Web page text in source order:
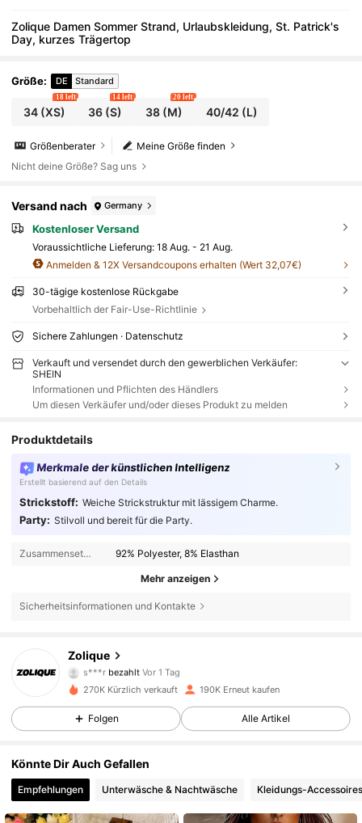
Zolique Damen Sommer Strand, Urlaubskleidung, St. Patrick's
Day, kurzes Trägertop
Größe: DE Standard
34(XS)
18 left
36 (S)
14 left
38(M)
20 left
40/42 (L)
Meine Größe finden
Größenberater
Nicht deine Größe? Sag uns
Versand nach Germany
Kostenloser Versand
Voraussichtliche Lieferung: 18 Aug. - 21 Aug.
Anmelden & 12X Versandcoupons erhalten (Wert 32,07€)
30-tägige kostenlose Rückgabe
Vorbehaltlich der Fair-Use-Richtlinie
Sichere Zahlungen · Datenschutz
Verkauft und versendet durch den gewerblichen Verkäufer:
SHEIN
Informationen und Pflichten des Händlers
Um diesen Verkäufer und/oder dieses Produkt zu melden
Produktdetails
Merkmale der künstlichen Intelligenz
Erstellt basierend auf den Details
Strickstoff: Weiche Strickstruktur mit lässigem Charme.
Party: Stilvoll und bereit für die Party.
Zusammensetzung: 92% Polyester, 8% Elasthan
Mehr anzeigen
Sicherheitsinformationen und Kontakte
Zolique
4,85
73K Follower
s***r
bezahlt Vor 1 Tag
G***mistVor 3 Stunden
4,85 73K Follower
4,85 73K Follower
4,85 73K Follower
270K Kürzlich verkauft 190K Erneut kaufen
Folgen Alle Artikel
Könnte Dir Auch Gefallen
Empfehlungen Unterwäsche & Nachtwäsche Kleidungs-Accessoires